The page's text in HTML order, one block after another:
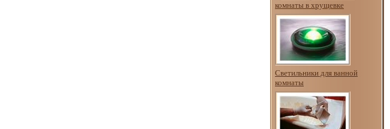
комнаты в хрущевке
Светильники для ванной
комнаты